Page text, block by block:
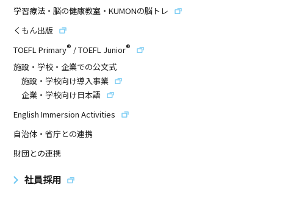
学習療法・脳の健康教室・KUMONの脳トレ
くもん出版
TOEFL Primary® /TOEFL Junior®
施設・学校・企業での公文式
施設・学校向け導入事業
企業・学校向け日本語
English Immersion Activities
自治体・省庁との連携
財団との連携
社員採用